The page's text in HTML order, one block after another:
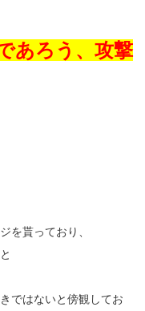
あろう、攻撃
を貰っており、
ではないと傍観してお